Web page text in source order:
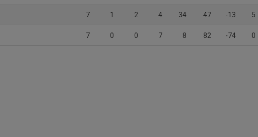
7 1 2 4 34 47 -13 5
7 0 0 7 8 82 -74 0